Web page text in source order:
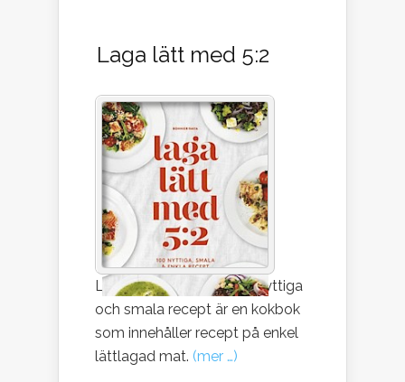
Laga lätt med 5:2
Laga lätt med 5:2 – 100 nyttiga
och smala recept är en kokbok
som innehåller recept på enkel
lättlagad mat. (mer …)